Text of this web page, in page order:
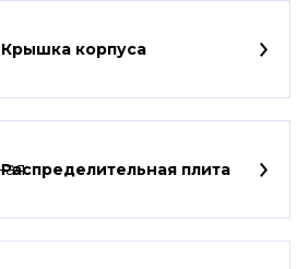
Крышка корпуса
Распределительная плита